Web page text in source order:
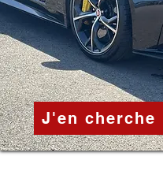
J'en cherche